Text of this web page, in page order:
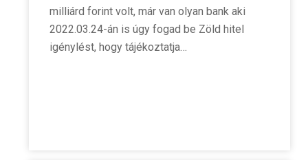
milliárd forint volt, már van olyan bank aki
2022.03.24-án is úgy fogad be Zöld hitel
igénylést, hogy tájékoztatja…